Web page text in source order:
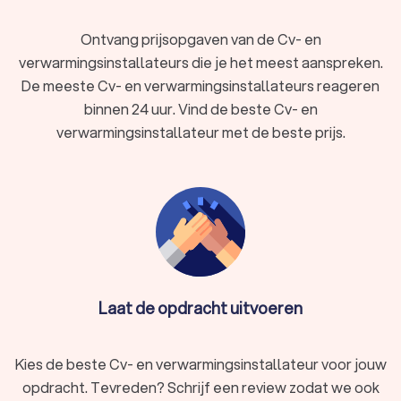
als je huidige verwarmingssysteem niet effectief meer
verwarmt, of als je recent eenwarmtepomp hebt
geïnstalleerddie beter werkt in combinatie met speciale
radiatoren.
warm water in je woning. Of je nu een nieuwe boiler wilt
installeren of je huidige systeem wilt vervangen, Trustoo
biedt oplossingen die aansluiten op jouw specifieke
behoeften. Bekijk onze top 10 verwarmingsinstallateurs in
Renkum voor een veilige en vakkundige installatie.
installateurs moeten tegenwoordig beschikken over een
Vakmanschap CO-certificaat. Een certificering cv-installateur
Ontvang prijsopgaven van de Cv- en
verwarmingsinstallateurs die je het meest aanspreken.
De meeste Cv- en verwarmingsinstallateurs reageren
binnen 24 uur. Vind de beste Cv- en
verwarmingsinstallateur met de beste prijs.
Laat de opdracht uitvoeren
Kies de beste Cv- en verwarmingsinstallateur voor jouw
opdracht. Tevreden? Schrijf een review zodat we ook